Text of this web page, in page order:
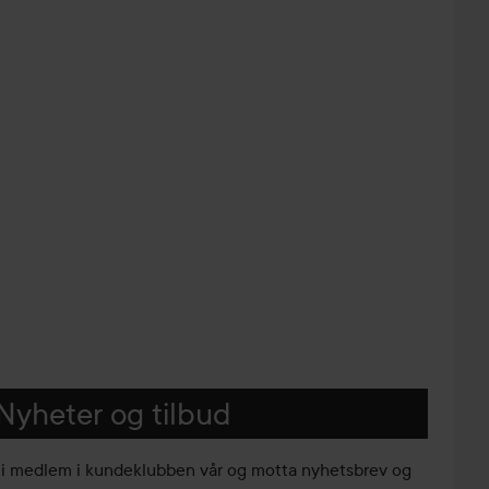
og tilbud
medlem i kundeklubben vår og motta nyhetsbrev og